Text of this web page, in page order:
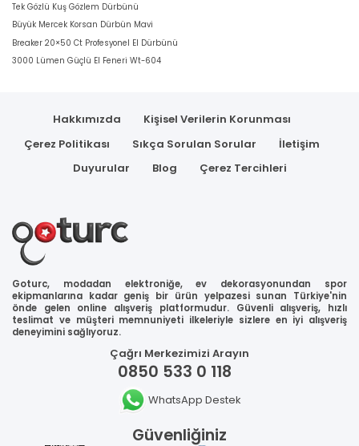
Tek Gözlü Kuş Gözlem Dürbünü
Büyük Mercek Korsan Dürbün Mavi
Breaker 20×50 Ct Profesyonel El Dürbünü
3000 Lümen Güçlü El Feneri Wt-604
Hakkımızda
Kişisel Verilerin Korunması
Çerez Politikası
Sıkça Sorulan Sorular
İletişim
Duyurular
Blog Çerez Tercihleri
Goturc, modadan elektroniğe, ev dekorasyonundan spor
ekipmanlarına kadar geniş bir ürün yelpazesi sunan Türkiye'nin
önde gelen online alışveriş platformudur. Güvenli alışveriş, hızlı
teslimat ve müşteri memnuniyeti ilkeleriyle sizlere en iyi alışveriş
deneyimini sağlıyoruz.
Çağrı Merkezimizi Arayın
0850 533 0 118
WhatsApp Destek
Güvenliğiniz